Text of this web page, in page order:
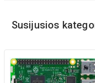
Susijusios